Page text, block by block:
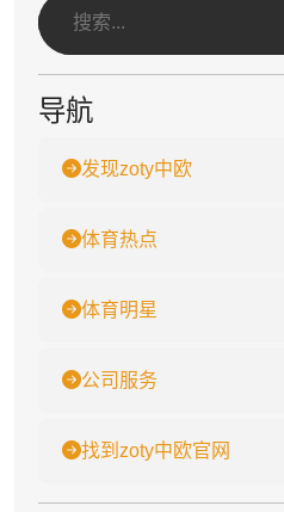
导航
发现zoty中欧
体育热点
体育明星
公司服务
找到zoty中欧官网